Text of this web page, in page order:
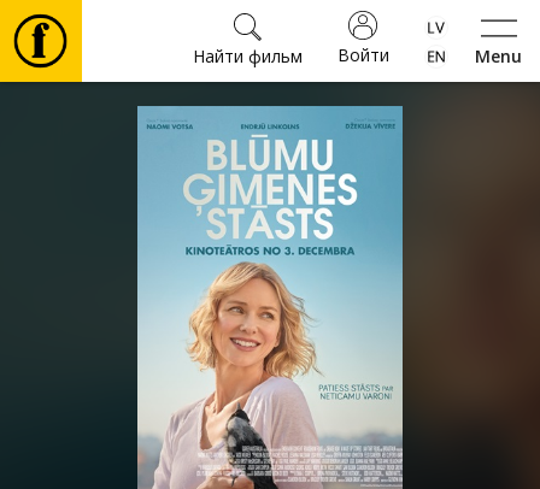
Menu
Войти
Найти фильм
Фильмы
Мероприятия
Подарки